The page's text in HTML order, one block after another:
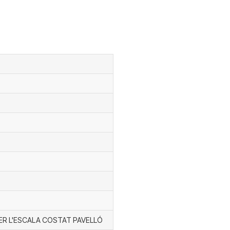
L'ESCALA COSTAT PAVELLÓ